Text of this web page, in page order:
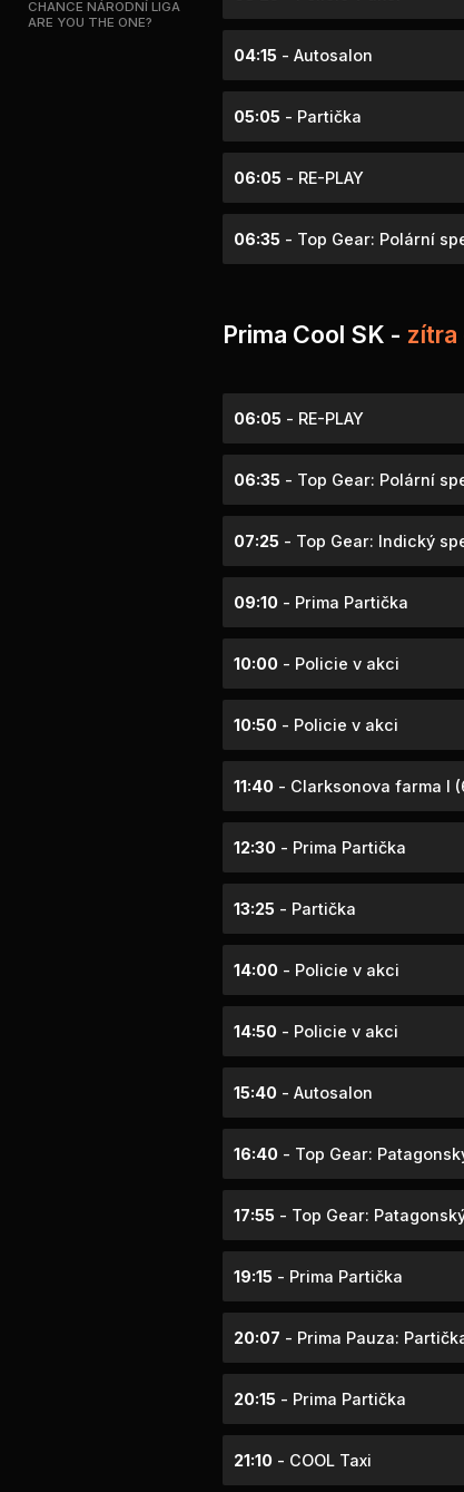
CHANCE NÁRODNÍ LIGA
ARE YOU THE ONE?
04:15 - Autosalon
05:05 - Partička
06:05 - RE-PLAY
06:35 - Top Gear: Polární
Prima Cool SK - zítra
06:05 - RE-PLAY
06:35 - Top Gear: Polární
07:25 - Top Gear: Indický
09:10 - Prima Partička
10:00 - Policie v akci
10:50 - Policie v akci
11:40 - Clarksonova farma I
12:30 - Prima Partička
13:25 - Partička
14:00 - Policie v akci
14:50 - Policie v akci
15:40 - Autosalon
16:40 - Top Gear:
17:55 - Top Gear:
19:15 - Prima Partička
20:07 - Prima Pauza:
20:15 - Prima Partička
21:10 - COOL Taxi